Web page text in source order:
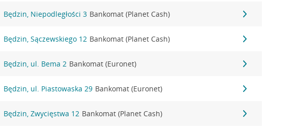
Będzin, Niepodległości 3 Bankomat (Planet Cash)
Będzin, Sączewskiego 12 Bankomat (Planet Cash)
Będzin, ul. Bema 2 Bankomat (Euronet)
Będzin, ul. Piastowaska 29 Bankomat (Euronet)
Będzin, Zwycięstwa 12 Bankomat (Planet Cash)